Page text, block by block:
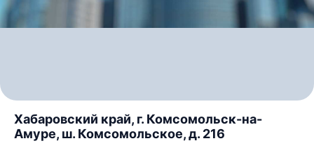
Хабаровский край, г. Комсомольск-на-
Амуре, ш. Комсомольское, д. 216